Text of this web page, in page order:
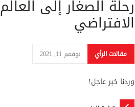
رحلة الصغار إلى العالم
الافتراضي
مقالات الرأي نوفمبر 11, 2021
وردنا خبر عاجل!